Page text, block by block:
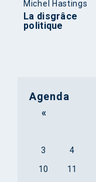
Michel Hastings
La disgrâce
politique
Agenda
«
3
4
10
11